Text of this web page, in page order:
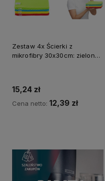
Zestaw 4x Ścierki z
mikrofibry 30x30cm: zielona,
15,24 zł
Cena netto: 12,39 zł